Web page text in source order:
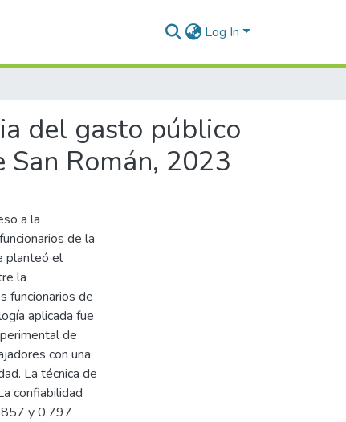
Log In
del gasto público
Román, 2023
a la
de la
planteó el
la
funcionarios de
aplicada fue
de
con una
La técnica de
confiabilidad
y 0,797